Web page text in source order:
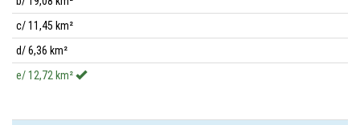
c/ 11,45 km²
d/ 6,36 km²
e/ 12,72 km²